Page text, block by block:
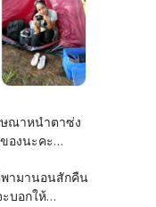
ณาหนำตาซ่ง
องนะคะ...
พามานอนสักคืน
บอกให้...